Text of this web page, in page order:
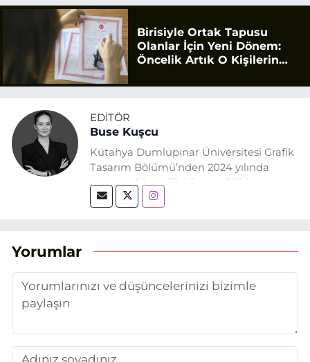
Birisiyle Ortak Tapusu
Olanlar İçin Yeni Dönem:
Öncelik Artık O Kişilerin
EDITÖR
Buse Kuşcu
Kütahya Dumlupınar Üniversitesi Grafik
Tasarım Bölümü’nden 2024 yılında
mezun oldum. 17 Ağustos 2024
tarihinde, Grafik Tasarım alanında staj
adım attım.
Yorumlar